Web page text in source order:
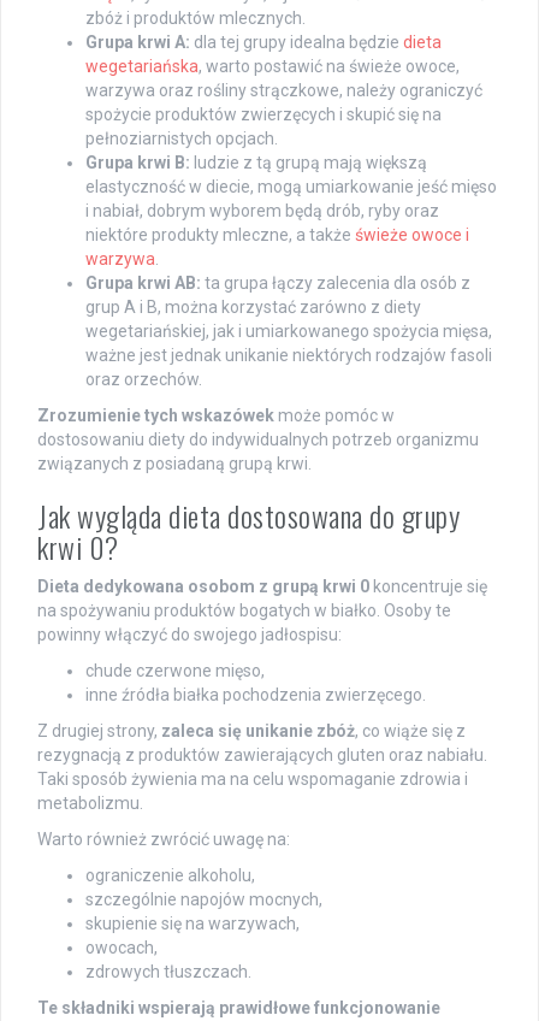
zbóż i produktów mlecznych.
Grupa krwi A: dla tej grupy idealna będzie dieta
wegetariańska, warto postawić na świeże owoce,
warzywa oraz rośliny strączkowe, należy ograniczyć
spożycie produktów zwierzęcych i skupić się na
pełnoziarnistych opcjach.
Grupa krwi B: ludzie z tą grupą mają większą
elastyczność w diecie, mogą umiarkowanie jeść mięso
i nabiał, dobrym wyborem będą drób, ryby oraz
niektóre produkty mleczne, a także świeże owoce i
warzywa
Grupa krwi AB: ta grupa łączy zalecenia dla osób z
grup A i B, można korzystać zarówno z diety
wegetariańskiej, jak i umiarkowanego spożycia mięsa,
ważne jest jednak unikanie niektórych rodzajów fasoli
oraz orzechów.
Zrozumienie tych wskazówek może pomóc w
dostosowaniu diety do indywidualnych potrzeb organizmu
związanych z posiadaną grupą krwi.
Jak wygląda dieta dostosowana do grupy
krwi 0?
Dieta dedykowana osobom z grupą krwi 0 koncentruje się
na spożywaniu produktów bogatych w białko. Osoby te
powinny włączyć do swojego jadłospisu:
chude czerwone mięso,
inne źródła białka pochodzenia zwierzęcego.
Z drugiej strony, zaleca się unikanie zbóż, co wiąże się z
rezygnacją z produktów zawierających gluten oraz nabiału.
Taki sposób żywienia ma na celu wspomaganie zdrowia i
metabolizmu.
Warto również zwrócić uwagę na:
ograniczenie alkoholu,
szczególnie napojów mocnych,
skupienie się na warzywach,
owocach,
zdrowych tłuszczach.
Te składniki wspierają prawidłowe funkcjonowanie